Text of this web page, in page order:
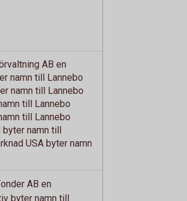
AB en
namn till Lannebo
namn till Lannebo
till Lannebo
till Lannebo
byter namn till
USA byter namn
AB en
byter namn till